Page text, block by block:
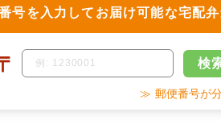
号を入力して お届け可能な宅配
検
≫ 郵便番号が